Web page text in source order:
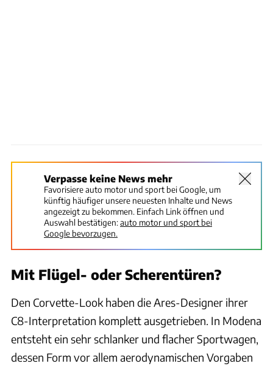
Verpasse keine News mehr
Favorisiere auto motor und sport bei Google, um
künftig häufiger unsere neuesten Inhalte und News
angezeigt zu bekommen. Einfach Link öffnen und
Auswahl bestätigen:auto motor und sport bei
Google bevorzugen.
Mit Flügel- oder Scherentüren?
Den Corvette-Look haben die Ares-Designer ihrer
C8-Interpretation komplett ausgetrieben. In Modena
entsteht ein sehr schlanker und flacher Sportwagen,
dessen Form vor allem aerodynamischen Vorgaben